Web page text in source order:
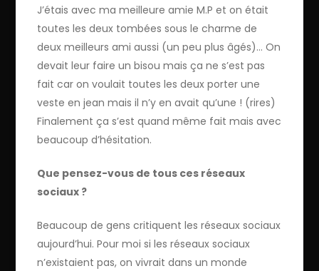
J’étais avec ma meilleure amie M.P et on était
toutes les deux tombées sous le charme de
deux meilleurs ami aussi (un peu plus âgés)… On
devait leur faire un bisou mais ça ne s’est pas
fait car on voulait toutes les deux porter une
veste en jean mais il n’y en avait qu’une ! (rires)
Finalement ça s’est quand même fait mais avec
beaucoup d’hésitation.
Que pensez-vous de tous ces réseaux
sociaux ?
Beaucoup de gens critiquent les réseaux sociaux
aujourd’hui. Pour moi si les réseaux sociaux
n’existaient pas, on vivrait dans un monde